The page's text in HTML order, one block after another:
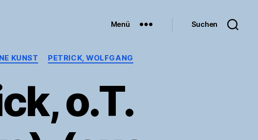
Menü Suchen
KUNST PETRICK, WOLFGANG
o.T.